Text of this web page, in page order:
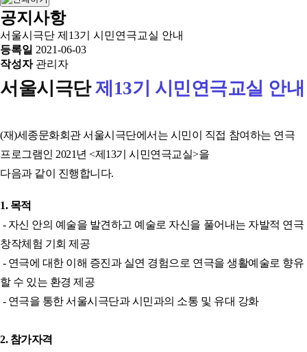
공지사항
서울시극단 제13기 시민연극교실 안내
등록일 2021-06-03
작성자 관리자
서울시극단제13기 시민연극교실 안내
(재)세종문화회관 서울시극단에서는 시민이 직접 참여하는 연극
프로그램인 2021년 <제13기 시민연극교실>을
다음과 같이 진행합니다.
1. 목적
- 자신 안의 예술을 발견하고 예술로 자신을 풀어내는 자발적 연극
창작체험 기회 제공
- 연극에 대한 이해 증진과 실연 경험으로 연극을 생활예술로 향유
할 수 있는 환경 제공
- 연극을 통한 서울시극단과 시민과의 소통 및 유대 강화
2. 참가자격